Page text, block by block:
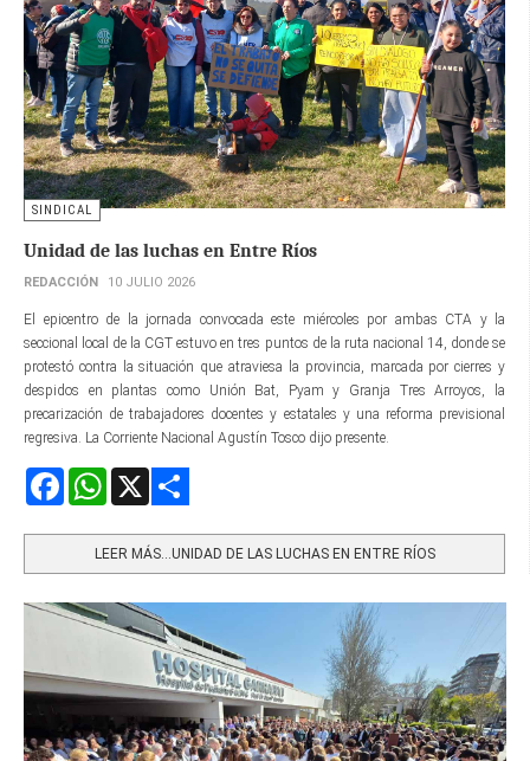
SINDICAL
Unidad de las luchas en Entre Ríos
REDACCIÓN 10 JULIO 2026
El epicentro de la jornada convocada este miércoles por ambas CTA y la
seccional local de la CGT estuvo en tres puntos de la ruta nacional 14, donde se
protestó contra la situación que atraviesa la provincia, marcada por cierres y
despidos en plantas como Unión Bat, Pyam y Granja Tres Arroyos, la
precarización de trabajadores docentes y estatales y una reforma previsional
regresiva. La Corriente Nacional Agustín Tosco dijo presente.
FacebookWhatsApp
LEER MÁS…UNIDAD DE LAS LUCHAS EN ENTRE RÍOS